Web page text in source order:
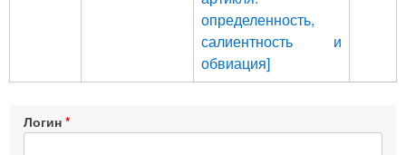
определенность,
салиентность и
обвиация]
Логин